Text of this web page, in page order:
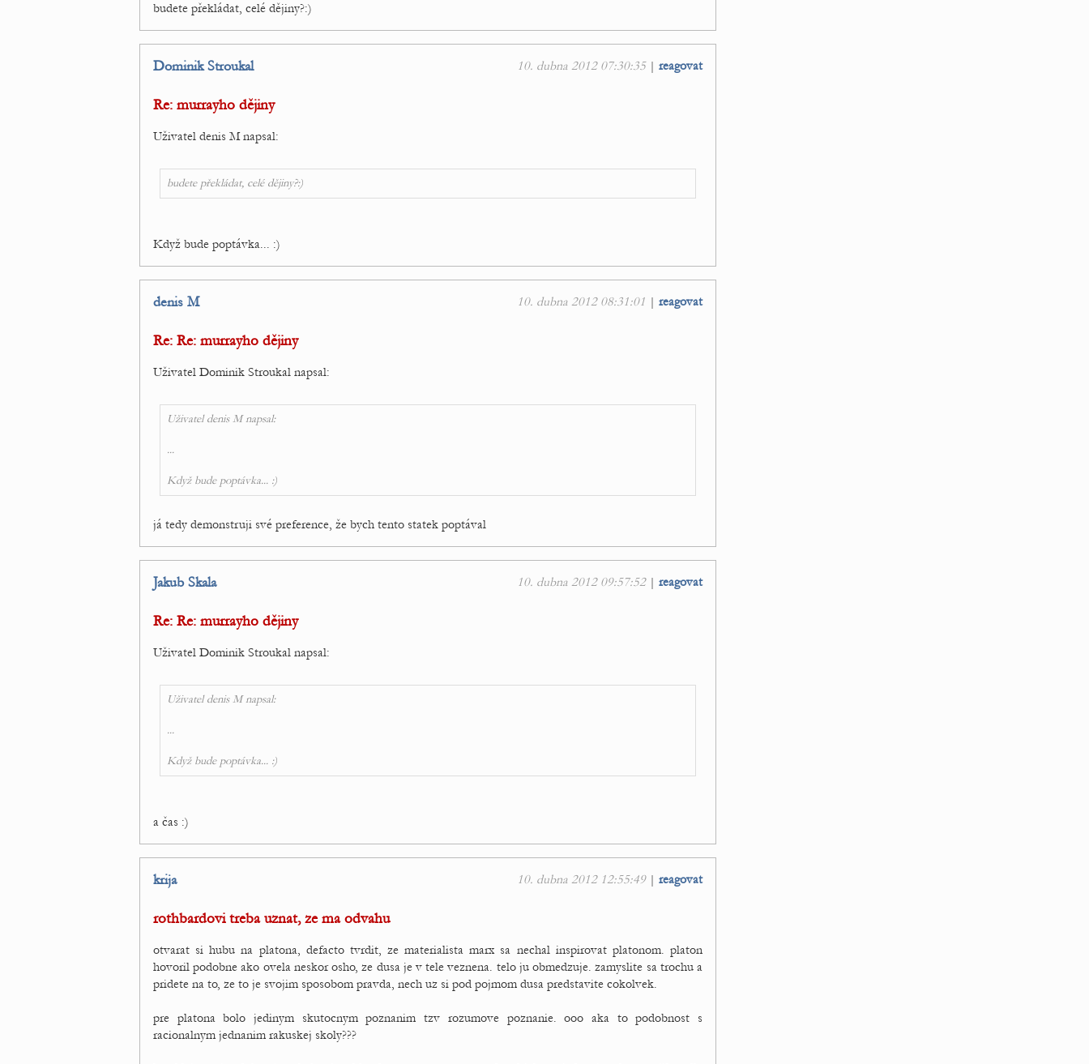
budete překládat, celé dějiny?:)
10. dubna 2012 07:30:35| reagovat
Dominik Stroukal
Re: murrayho dějiny
Uživatel denis M napsal:
budete překládat, celé dějiny?:)
Když bude poptávka... :)
10. dubna 2012 08:31:01 | reagovat
denis M
Re: Re: murrayho dějiny
Uživatel Dominik Stroukal napsal:
Uživatel denis M napsal:
...
Když bude poptávka... :)
já tedy demonstruji své preference, že bych tento statek poptával
10. dubna 2012 09:57:52| reagovat
Jakub Skala
Re: Re: murrayho dějiny
Uživatel Dominik Stroukal napsal:
Uživatel denis M napsal:
...
Když bude poptávka... :)
a čas :)
10. dubna 2012 12:55:49| reagovat
krija
rothbardovi treba uznat, ze ma odvahu
otvarat si hubu na platona, defacto tvrdit, ze materialista marx sa nechal inspirovat platonom. platon
hovoril podobne ako ovela neskor osho, ze dusa je v tele veznena. telo ju obmedzuje. zamyslite sa trochu a
pridete na to, ze to je svojim sposobom pravda, nech uz si pod pojmom dusa predstavite cokolvek.
pre platona bolo jedinym skutocnym poznanim tzv rozumove poznanie. ooo aka to podobnost s
racionalnym jednanim rakuskej skoly???